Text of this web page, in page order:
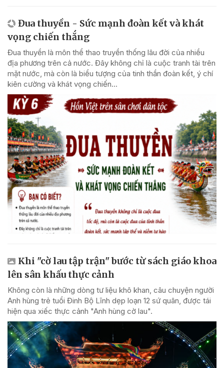
Đua thuyền - Sức mạnh đoàn kết và khát
vọng chiến thắng
Đua thuyền là môn thể thao truyền thống lâu đời của nhiều
địa phương trên cả nước. Đây không chỉ là cuộc tranh tài trên
mặt nước, mà còn là biểu tượng của tinh thần đoàn kết, ý chí
kiên cường và khát vọng chiến...
Khi "cờ lau tập trận" bước từ sách giáo khoa
lên sân khấu thực cảnh
Không còn là những dòng tư liệu khô khan, câu chuyện người
Anh hùng trẻ tuổi Đinh Bộ Lĩnh dẹp loạn 12 sứ quân, được tái
hiện qua xiếc thực cảnh "Anh hùng cờ lau".